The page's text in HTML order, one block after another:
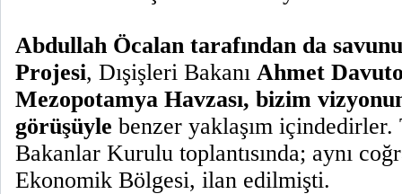
Abdullah Öcalan tarafından da
Projesi, Dışişleri Bakanı Ahmet
Mezopotamya Havzası, bizim
görüşüyle benzer yaklaşım
Bakanlar Kurulu toplantısında; aynı
Ekonomik Bölgesi, ilan edilmişti.